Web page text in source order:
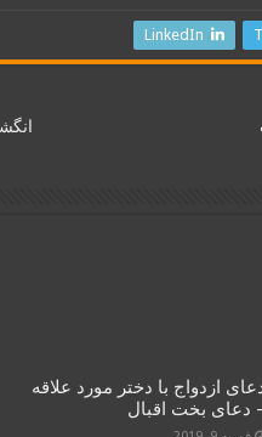
LinkedIn
ازدواج با دختر مورد علاقه
دعای بخت اقبال